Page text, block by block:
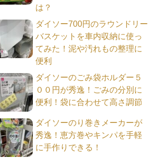
は？
ダイソー700円のラウンドリー
バスケットを車内収納に使っ
てみた！泥や汚れもの整理に
便利
ダイソーのごみ袋ホルダー５
００円が秀逸！ごみの分別に
便利！袋に合わせて高さ調節
ダイソーのり巻きメーカーが
秀逸！恵方巻やキンパを手軽
に手作りできる！